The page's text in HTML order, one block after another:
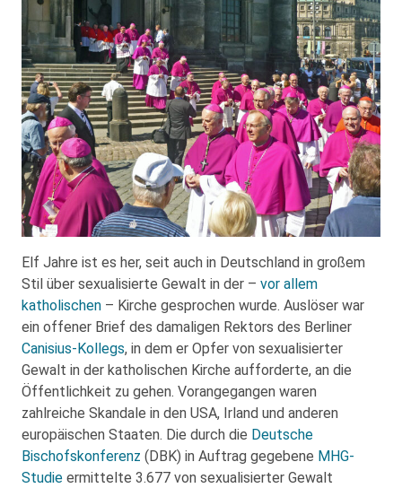
Elf Jahre ist es her, seit auch in Deutschland in großem
Stil über sexualisierte Gewalt in der – vor allem
katholischen – Kirche gesprochen wurde. Auslöser war
ein offener Brief des damaligen Rektors des Berliner
Canisius-Kollegs, in dem er Opfer von sexualisierter
Gewalt in der katholischen Kirche aufforderte, an die
Öffentlichkeit zu gehen. Vorangegangen waren
zahlreiche Skandale in den USA, Irland und anderen
europäischen Staaten. Die durch die Deutsche
Bischofskonferenz (DBK) in Auftrag gegebene MHG-
Studie ermittelte 3.677 von sexualisierter Gewalt